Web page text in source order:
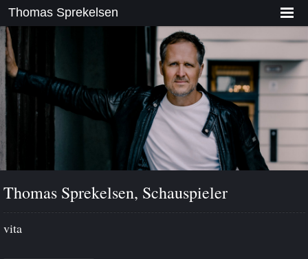
Thomas Sprekelsen
vita
Thomas Sprekelsen, Schauspieler